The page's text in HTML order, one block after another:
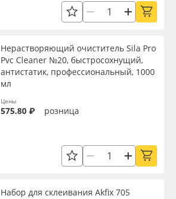
Нерастворяющий очиститель Sila Pro
Pvc Cleaner №20, быстросохнущий,
антистатик, профессиональный, 1000
мл
Цены
575.80 ₽ розница
Набор для склеивания Akfix 705